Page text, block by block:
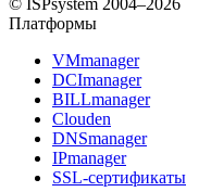
Платформы
VMmanager
DCImanager
BILLmanager
Clouden
DNSmanager
IPmanager
SSL-сертификаты